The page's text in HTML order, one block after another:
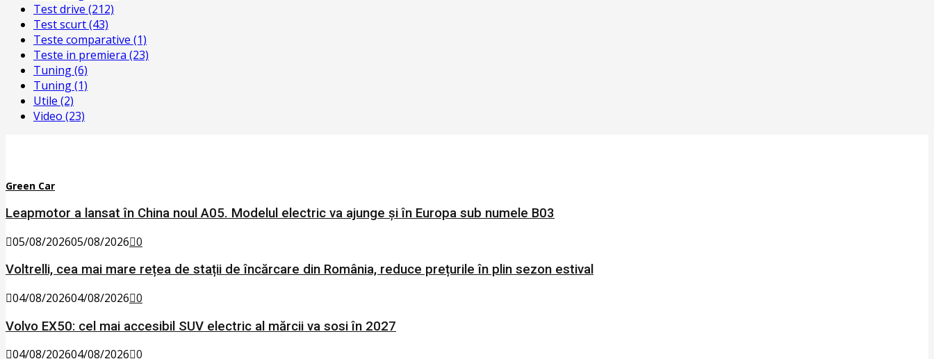
Test drive (212)
Test scurt(43)
Teste comparative (1)
Teste in premiera (23)
Tuning(6)
Tuning(1)
Utile (2)
Video (23)
Green Car
Leapmotor a lansat în China noul A05. Modelul electric va ajunge și în Europa sub numele B03
05/08/202605/08/2026 0
Voltrelli, cea mai mare rețea de stații de încărcare din România, reduce prețurile în plin sezon estival
04/08/202604/08/2026 0
Volvo EX50: cel mai accesibil SUV electric al mărcii va sosi în 2027
04/08/202604/08/2026 0